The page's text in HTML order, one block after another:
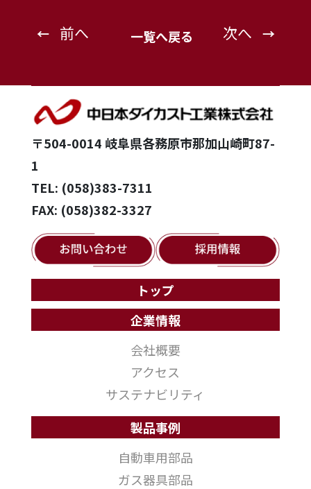
← 前へ 一覧へ戻る 次へ →
〒504-0014 岐阜県各務原市那加山崎町87-
1
TEL: (058)383-7311
FAX: (058)382-3327
トップ
企業情報
会社概要
アクセス
サステナビリティ
製品事例
自動車用部品
ガス器具部品